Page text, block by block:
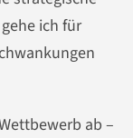
ich für
ab –